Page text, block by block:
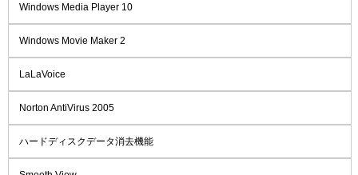
Windows Media Player 10
Windows Movie Maker 2
LaLaVoice
Norton AntiVirus 2005
ハードディスクデータ消去機能